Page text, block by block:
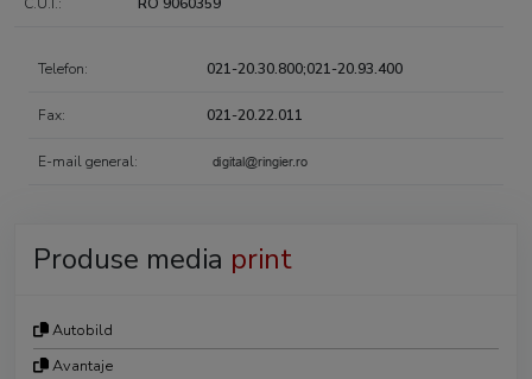
Telefon: 021-20.30.800;021-20.93.400
Fax: 021-20.22.011
E-mail general:
Produse media print
Autobild
Avantaje